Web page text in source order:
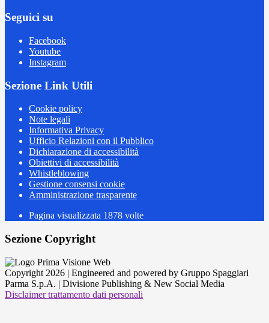
Seguici su
Facebook
Youtube
Instagram
Sezione Link Utili
Cookie policy
Note legali
Informativa Privacy
Ufficio Relazioni con il Pubblico
Dichiarazione di accessibilità
Obiettivi di accessibilità
Whistleblowing
Gestione consensi cookie
Amministrazione trasparente
Pagina visualizzata 1878 volte
Sezione Copyright
Copyright 2026 | Engineered and powered by Gruppo Spaggiari
Parma S.p.A. | Divisione Publishing & New Social Media
Disclaimer trattamento dati personali